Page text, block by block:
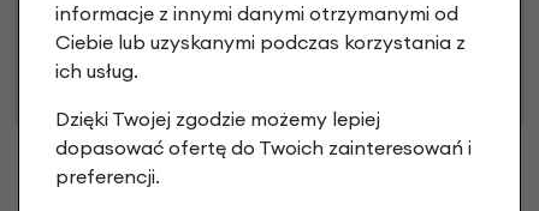
66 Kodeksu Cywilnego. Ostateczna decyzja o warunkach
i przyznaniu kredytu zostanie podjęta po ocenie
zdolności kredytowej.
informacje z innymi danymi otrzymanymi od
Ciebie lub uzyskanymi podczas korzystania z
ich usług.
Dzięki Twojej zgodzie możemy lepiej
dopasować ofertę do Twoich zainteresowań i
preferencji.